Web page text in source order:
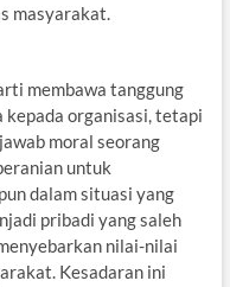
masyarakat.
membawa tanggung
kepada organisasi, tetapi
moral seorang
untuk
dalam situasi yang
pribadi yang saleh
nilai-nilai
Kesadaran ini